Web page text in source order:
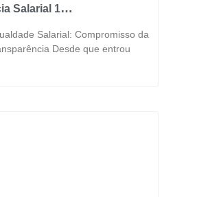
Salarial 1º
Salarial: Compromisso da
Desde que entrou